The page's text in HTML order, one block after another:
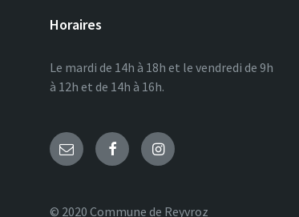
Horaires
Le mardi de 14h à 18h et le vendredi de 9h
à 12h et de 14h à 16h.
© 2020 Commune de Reyvroz